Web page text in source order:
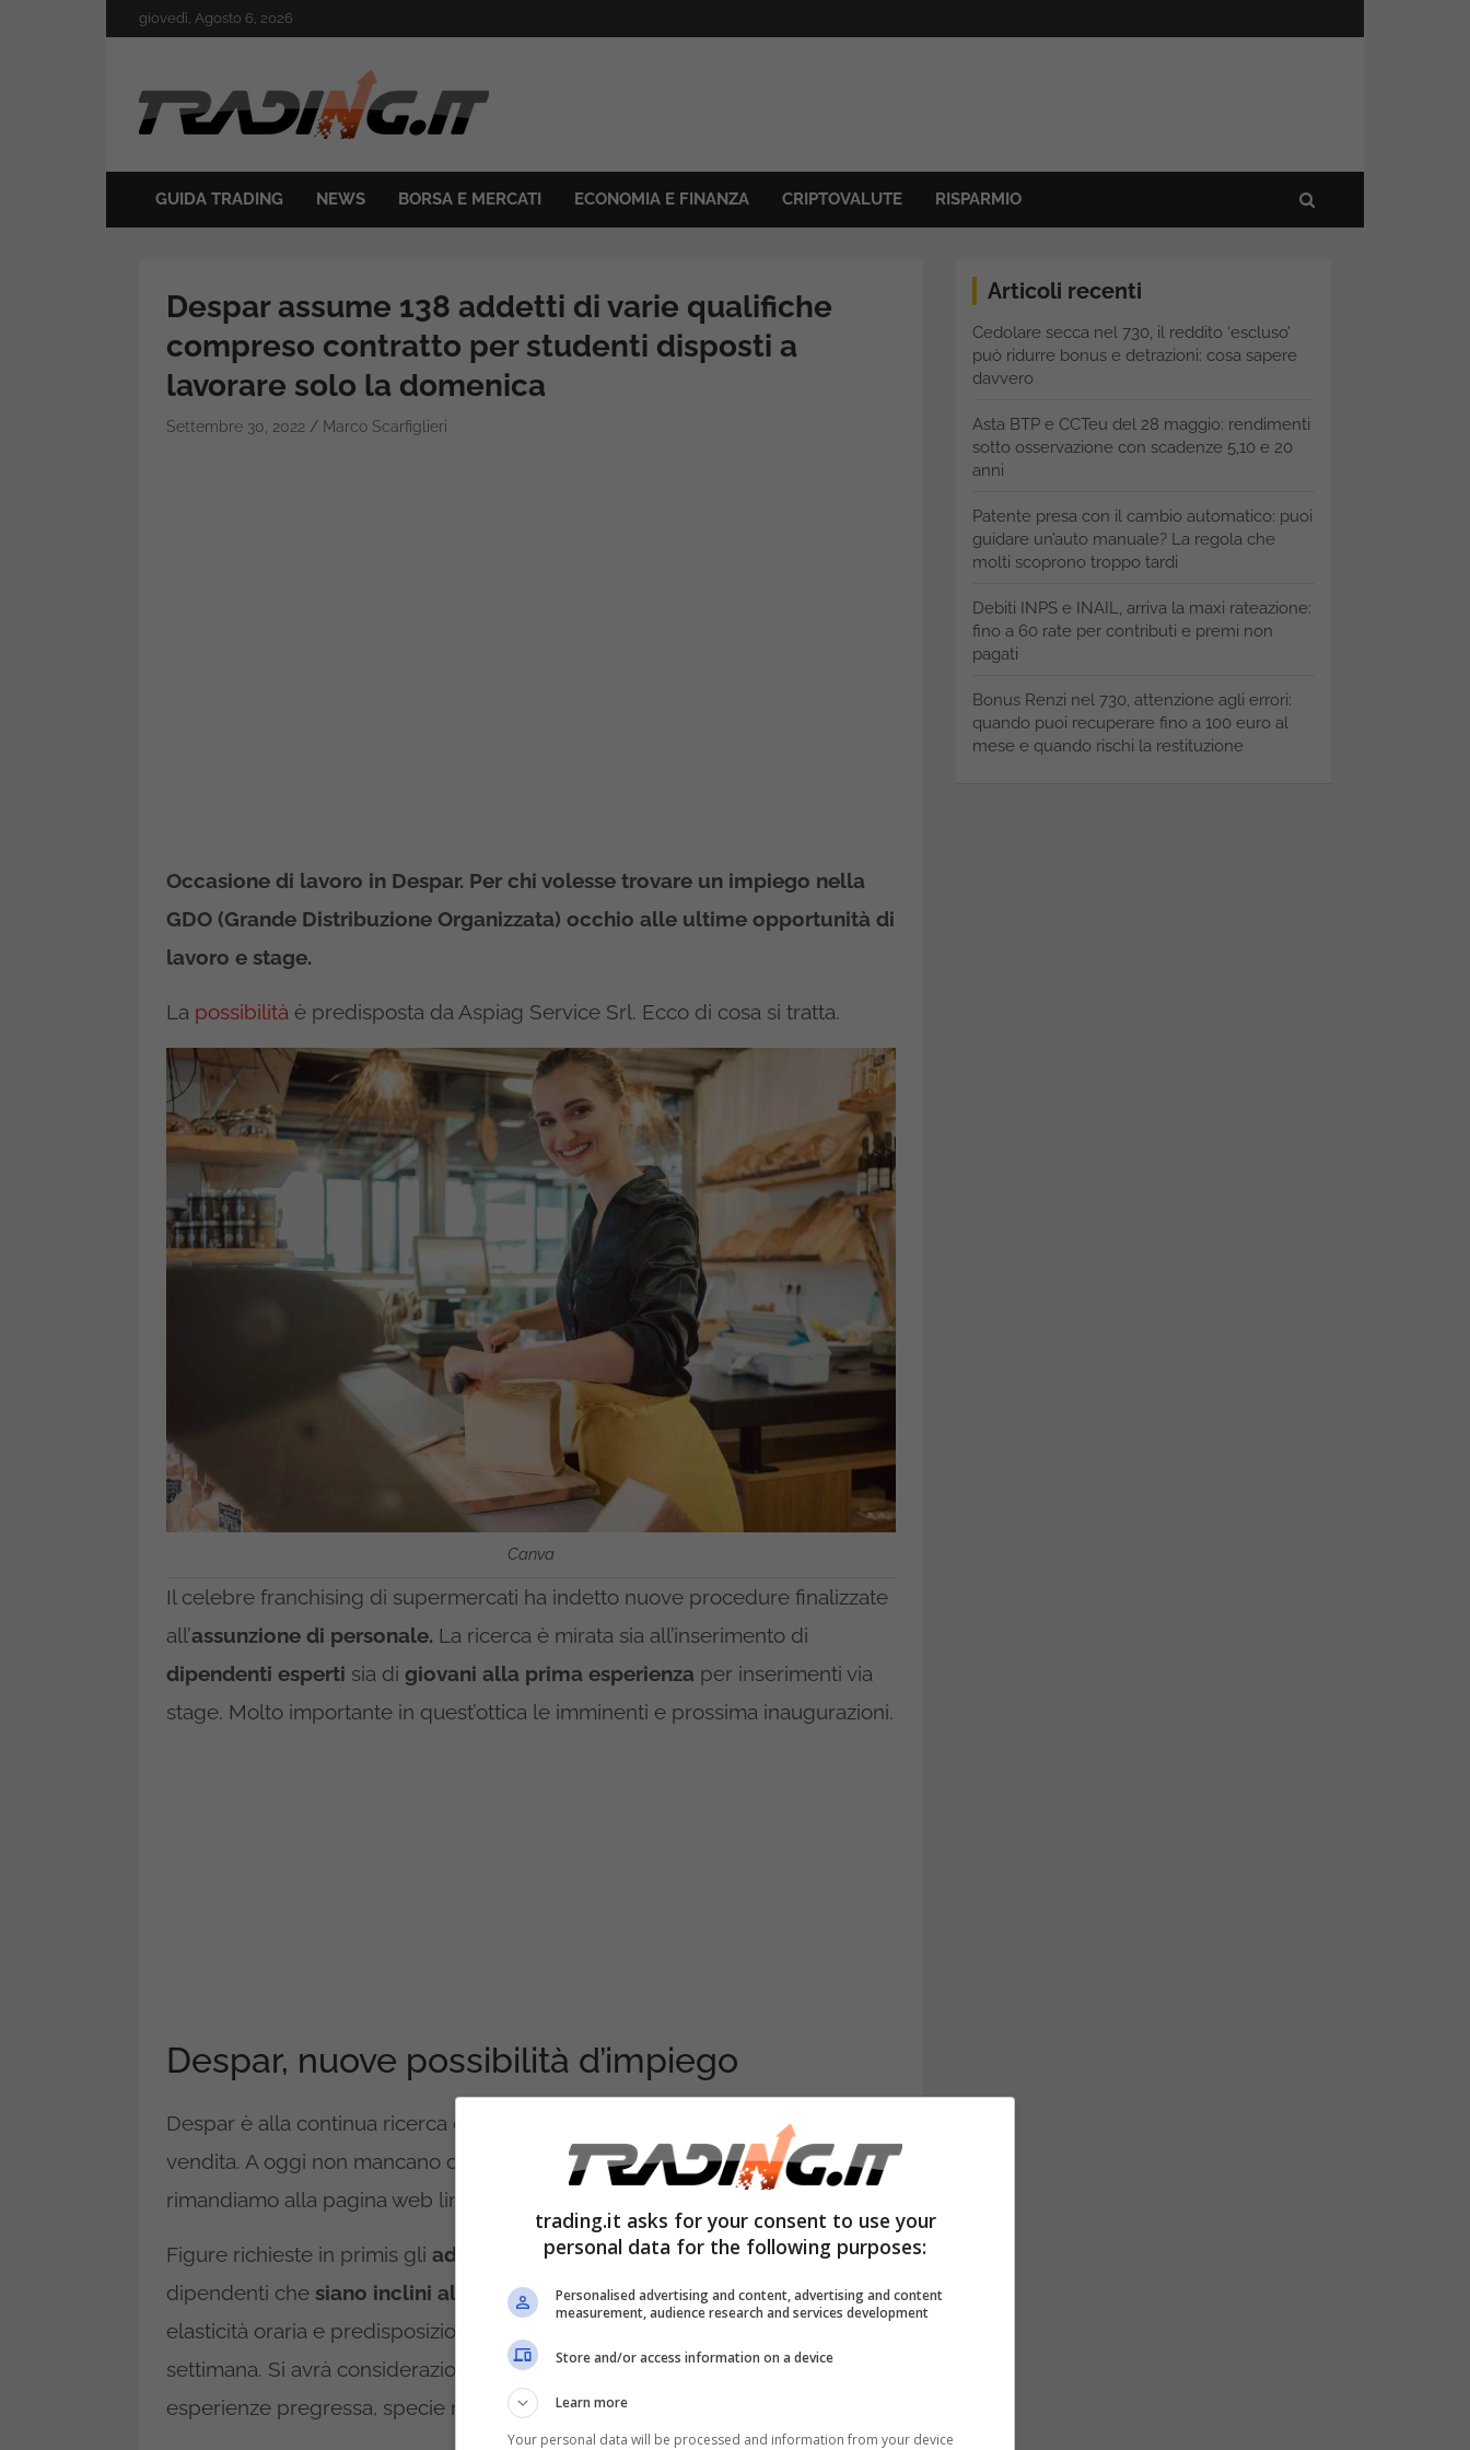
to
giovedì, Agosto 6, 2026
Trading.it
GUIDA TRADING NEWS BORSA E MERCATI ECONOMIA E FINANZA CRIPTOVALUTE RISPARMIO
Despar assume 138 addetti di varie qualifiche
compreso contratto per studenti disposti a
lavorare solo la domenica
Settembre 30, 2022 Marco Scarfiglieri
Occasione di lavoro in Despar. Per chi volesse trovare un impiego nella
GDO (Grande Distribuzione Organizzata) occhio alle ultime opportunità di
lavoro e stage.
La possibilità è predisposta da Aspiag Service Srl. Ecco di cosa si tratta.
Canva
Il celebre franchising di supermercati ha indetto nuove procedure finalizzate
all’assunzione di personale. La ricerca è mirata sia all’inserimento di
dipendenti esperti sia di giovani alla prima esperienza per inserimenti via
stage. Molto importante in quest’ottica le imminenti e prossima inaugurazioni.
Despar, nuove possibilità d’impiego
Despar è alla continua ricerca di nuovi addetti da inserire presso i suoi punti
vendita. A oggi non mancano opportunità in tutta Italia (per le sedi
rimandiamo alla pagina web linkata in fondo all’articolo).
Figure richieste in primis gli addetti alle vendita . L’azienda necessita di
dipendenti che siano inclini al rapportarsi con i clienti. L’azienda chiede
elasticità oraria e predisposizione al lavoro nei giorni festivi e nei fine
settimana. Si avrà considerazione dei candidati che presenteranno
esperienze pregressa, specie nella gdo.
Articoli recenti
Cedolare secca nel 730, il reddito ‘escluso’
può ridurre bonus e detrazioni: cosa sapere
davvero
Asta BTP e CCTeu del 28 maggio: rendimenti
sotto osservazione con scadenze 5,10 e 20
anni
Patente presa con il cambio automatico: puoi
guidare un’auto manuale? La regola che
molti scoprono troppo tardi
Debiti INPS e INAIL, arriva la maxi rateazione:
fino a 60 rate per contributi e premi non
pagati
Bonus Renzi nel 730, attenzione agli errori:
quando puoi recuperare fino a 100 euro al
mese e quando rischi la restituzione
trading.it asks for your consent to use your
personal data for the following purposes:
Personalised advertising and content, advertising and content
measurement, audience research and services development
Store and/or access information on a device
Learn more
Your personal data will be processed and information from your device